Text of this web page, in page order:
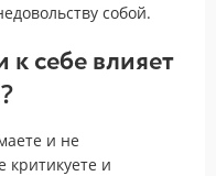
собой.
к себе влияет
?
и не
критикуете и